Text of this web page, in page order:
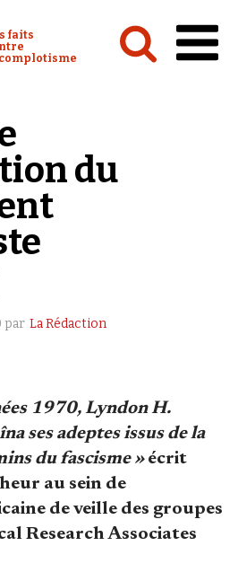
Watch :
faits
de presse
du
par La Rédaction
1970, Lyndon H.
ses adeptes issus de la
du fascisme »écrit
au sein de
de veille des groupes
Research Associates